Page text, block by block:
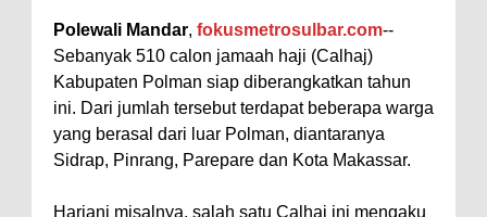
Polewali Mandar, fokusmetrosulbar.com--
Sebanyak 510 calon jamaah haji (Calhaj)
Kabupaten Polman siap diberangkatkan tahun
ini. Dari jumlah tersebut terdapat beberapa warga
yang berasal dari luar Polman, diantaranya
Sidrap, Pinrang, Parepare dan Kota Makassar.
Hariani misalnya, salah satu Calhaj ini mengaku